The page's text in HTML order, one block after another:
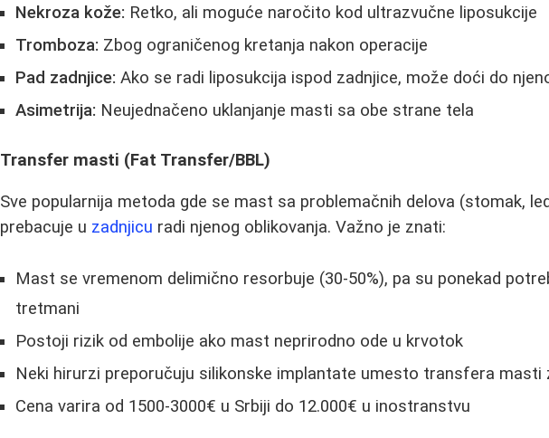
Nekroza kože: Retko, ali moguće naročito kod ultrazvučne liposukcije
Tromboza: Zbog ograničenog kretanja nakon operacije
Pad zadnjice: Ako se radi liposukcija ispod zadnjice, može doći do
Asimetrija: Neujednačeno uklanjanje masti sa obe strane tela
Transfer masti (Fat Transfer/BBL)
Sve popularnija metoda gde se mast sa problemačnih delova (stomak,
prebacuje u zadnjicu radi njenog oblikovanja. Važno je znati:
Mast se vremenom delimično resorbuje (30-50%), pa su ponekad
tretmani
Postoji rizik od embolije ako mast neprirodno ode u krvotok
Neki hirurzi preporučuju silikonske implantate umesto transfera masti
Cena varira od 1500-3000€ u Srbiji do 12.000€ u inostranstvu